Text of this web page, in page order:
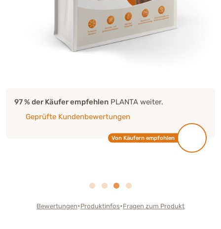
97 % der Käufer empfehlen PLANTA weiter.
Geprüfte Kundenbewertungen
Von Käufern empfohlen
Bewertungen•Produktinfos•Fragen zum Produkt